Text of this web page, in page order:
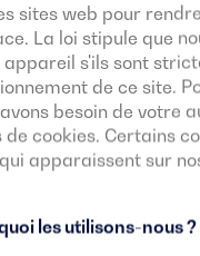
sites web pour
La loi stipule que
s'ils sont
de ce site.
besoin de votre
de cookies. Certains
apparaissent sur
les utilisons-nous ?
Unité de